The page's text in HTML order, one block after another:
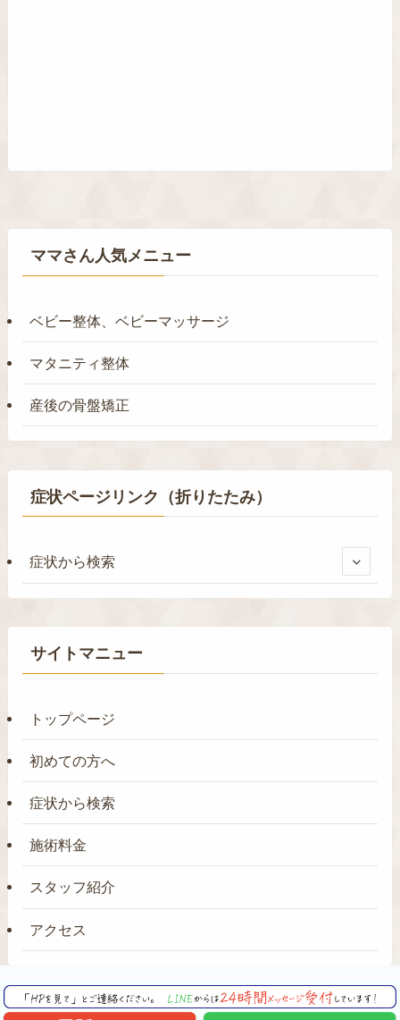
ママさん人気メニュー
ベビー整体、ベビーマッサージ
マタニティ整体
産後の骨盤矯正
症状ページリンク（折りたたみ）
症状から検索
サイトマニュー
トップページ
初めての方へ
症状から検索
施術料金
スタッフ紹介
アクセス